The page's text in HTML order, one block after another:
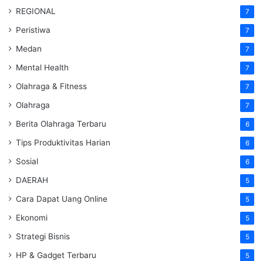
REGIONAL 7
Peristiwa 7
Medan 7
Mental Health 7
Olahraga & Fitness 7
Olahraga 7
Berita Olahraga Terbaru 6
Tips Produktivitas Harian 6
Sosial 6
DAERAH 5
Cara Dapat Uang Online 5
Ekonomi 5
Strategi Bisnis 5
HP & Gadget Terbaru 5